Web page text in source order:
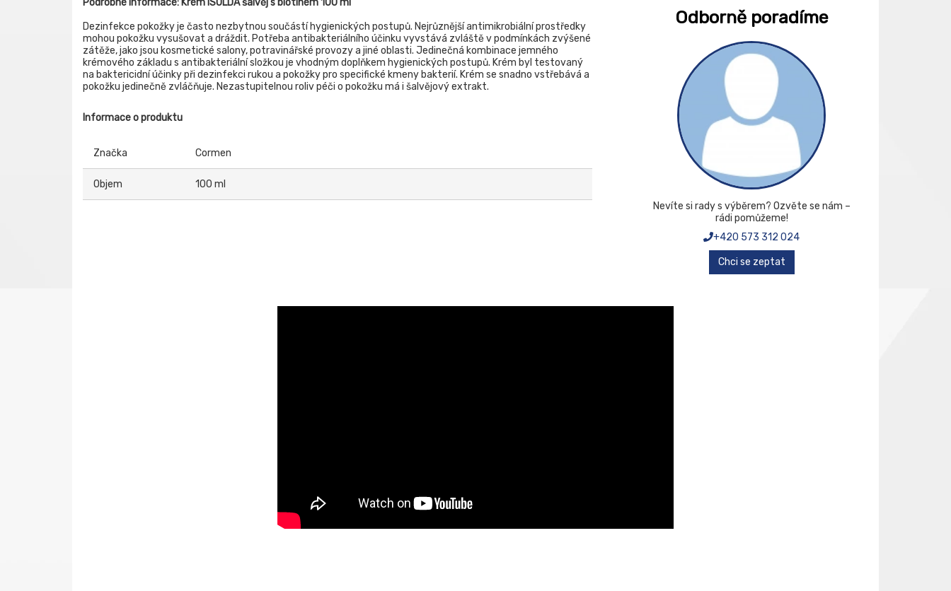
Podrobné informace: Krém ISOLDA šalvěj s biotinem 100 ml
Dezinfekce pokožky je často nezbytnou součástí hygienických postupů. Nejrůznější antimikrobiální prostředky
mohou pokožku vysušovat a dráždit. Potřeba antibakteriálního účinku vyvstává zvláště v podmínkách zvýšené
zátěže, jako jsou kosmetické salony, potravinářské provozy a jiné oblasti. Jedinečná kombinace jemného
krémového základu s antibakteriální složkou je vhodným doplňkem hygienických postupů. Krém byl testovaný
na baktericidní účinky při dezinfekci rukou a pokožky pro specifické kmeny bakterií. Krém se snadno vstřebává a
pokožku jedinečně zvláčňuje. Nezastupitelnou roliv péči o pokožku má i šalvějový extrakt.
Informace o produktu
Značka Cormen
Objem 100 ml
Odborně poradíme
Nevíte si rady s výběrem? Ozvěte se nám –
rádi pomůžeme!
+420 573 312 024
Chci se zeptat